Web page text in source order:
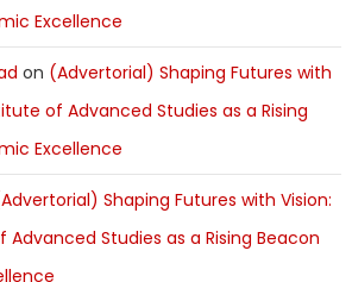
Excellence
on (Advertorial) Shaping Futures with
of Advanced Studies as a Rising
Excellence
Shaping Futures with Vision:
Studies as a Rising Beacon